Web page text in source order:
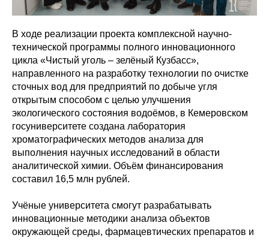
В ходе реализации проекта комплексной научно-
технической программы полного инновационного
цикла «Чистый уголь – зелёный Кузбасс»,
направленного на разработку технологии по очистке
сточных вод для предприятий по добыче угля
открытым способом с целью улучшения
экологического состояния водоёмов, в Кемеровском
госуниверситете создана лаборатория
хроматографических методов анализа для
выполнения научных исследований в области
аналитической химии. Объём финансирования
составил 16,5 млн рублей.
Учёные университета смогут разрабатывать
инновационные методики анализа объектов
окружающей среды, фармацевтических препаратов и